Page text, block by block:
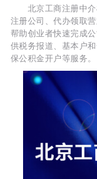
北京工商注册中介
注册公司、代办领取
帮助创业者快速完成
供税务报道、基本户
保公积金开户等服务。